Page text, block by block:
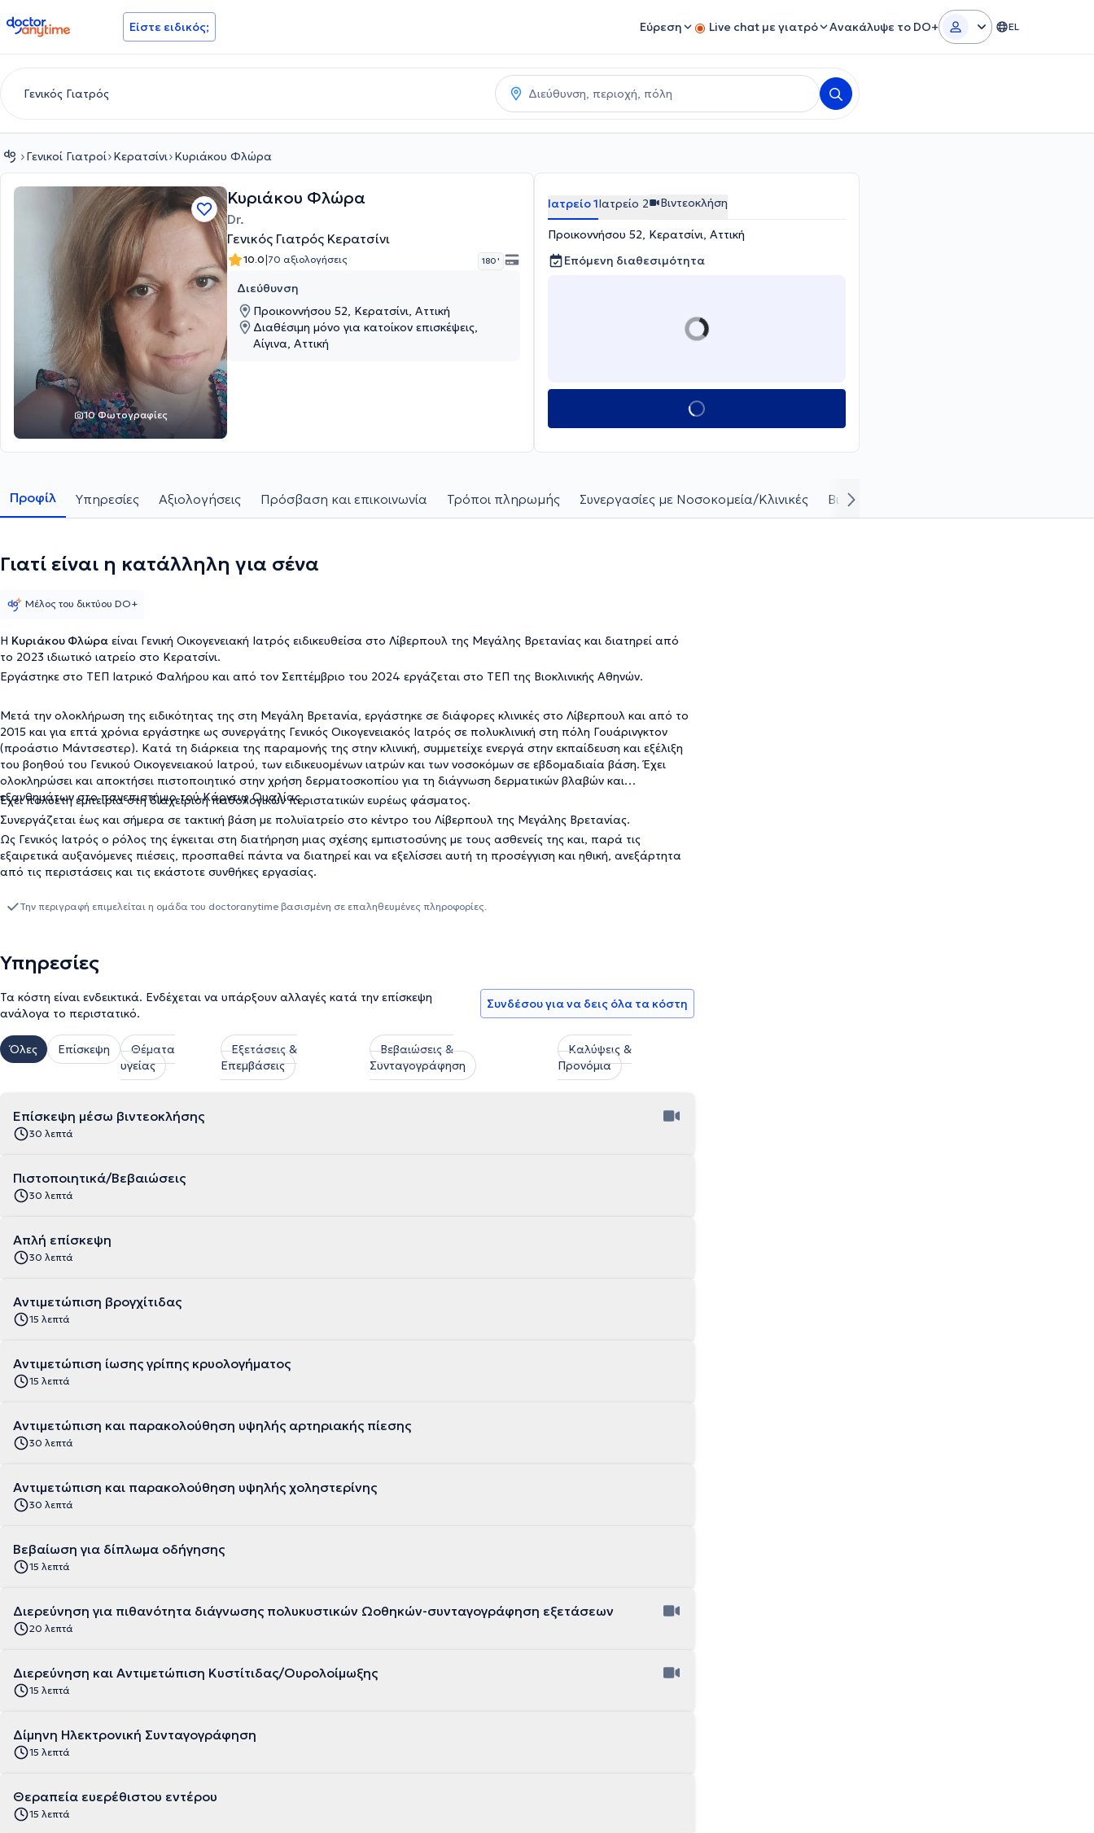
doctoranytime Είστε ειδικός; Εύρεση Live chat με γιατρό Ανακάλυψε το DO+ EL
Γενικοί Γιατροί Κερατσίνι Κυριάκου Φλώρα
10 Φωτογραφίες
Κυριάκου Φλώρα
Dr.
Γενικός Γιατρός Κερατσίνι
10.0|70 αξιολογήσεις 180 '
Διεύθυνση
Προικοννήσου 52, Κερατσίνι, Αττική
Διαθέσιμη μόνο για κατοίκον επισκέψεις,
Αίγινα, Αττική
Ιατρείο 1Ιατρείο 2 Βιντεοκλήση
Προικοννήσου 52, Κερατσίνι, Αττική
Επόμενη διαθεσιμότητα
Προφίλ Υπηρεσίες Αξιολογήσεις Πρόσβαση και επικοινωνία Τρόποι πληρωμής Συνεργασίες με Νοσοκομεία/Κλινικές Βιογραφικό και καριέρα
Γιατί είναι η κατάλληλη για σένα
Η Κυριάκου Φλώρα είναι Γενική Οικογενειακή Ιατρός ειδικευθείσα στο Λίβερπουλ της Μεγάλης Βρετανίας και διατηρεί από
το 2023 ιδιωτικό ιατρείο στο Κερατσίνι.
Εργάστηκε στο ΤΕΠ Ιατρικό Φαλήρου και από τον Σεπτέμβριο του 2024 εργάζεται στο ΤΕΠ της Βιοκλινικής Αθηνών.
Μετά την ολοκλήρωση της ειδικότητας της στη Μεγάλη Βρετανία, εργάστηκε σε διάφορες κλινικές στο Λίβερπουλ και από το
2015 και για επτά χρόνια εργάστηκε ως συνεργάτης Γενικός Οικογενειακός Ιατρός σε πολυκλινική στη πόλη Γουάρινγκτον
(προάστιο Μάντσεστερ). Κατά τη διάρκεια της παραμονής της στην κλινική, συμμετείχε ενεργά στην εκπαίδευση και εξέλιξη
του βοηθού του Γενικού Οικογενειακού Ιατρού, των ειδικευομένων ιατρών και των νοσοκόμων σε εβδομαδιαία βάση. Έχει
ολοκληρώσει και αποκτήσει πιστοποιητικό στην χρήση δερματοσκοπίου για τη διάγνωση δερματικών βλαβών και
εξανθημάτων στο πανεπιστήμιο τού Κάρντιφ Ουαλίας.
Έχει πολυετή εμπειρία στη διαχείριση παθολογικών περιστατικών ευρέως φάσματος.
Συνεργάζεται έως και σήμερα σε τακτική βάση με πολυϊατρείο στο κέντρο του Λίβερπουλ της Μεγάλης Βρετανίας.
Ως Γενικός Ιατρός ο ρόλος της έγκειται στη διατήρηση μιας σχέσης εμπιστοσύνης με τους ασθενείς της και, παρά τις
εξαιρετικά αυξανόμενες πιέσεις, προσπαθεί πάντα να διατηρεί και να εξελίσσει αυτή τη προσέγγιση και ηθική, ανεξάρτητα
από τις περιστάσεις και τις εκάστοτε συνθήκες εργασίας.
Μέλος του δικτύου DO+
Την περιγραφή επιμελείται η ομάδα του doctoranytime βασισμένη σε επαληθευμένες πληροφορίες.
Υπηρεσίες
Τα κόστη είναι ενδεικτικά. Ενδέχεται να υπάρξουν αλλαγές κατά την επίσκεψη
ανάλογα το περιστατικό.
Συνδέσου για να δεις όλα τα κόστη
Όλες Επίσκεψη
Θέματα
υγείας
Εξετάσεις &
Επεμβάσεις
Βεβαιώσεις &
Συνταγογράφηση
Καλύψεις &
Προνόμια
Επίσκεψη μέσω βιντεοκλήσης
30 λεπτά
Πιστοποιητικά/Βεβαιώσεις
30 λεπτά
Απλή επίσκεψη
30 λεπτά
Αντιμετώπιση βρογχίτιδας
15 λεπτά
Αντιμετώπιση ίωσης γρίπης κρυολογήματος
15 λεπτά
Αντιμετώπιση και παρακολούθηση υψηλής αρτηριακής πίεσης
30 λεπτά
Αντιμετώπιση και παρακολούθηση υψηλής χοληστερίνης
30 λεπτά
Βεβαίωση για δίπλωμα οδήγησης
15 λεπτά
Διερεύνηση για πιθανότητα διάγνωσης πολυκυστικών Ωοθηκών-συνταγογράφηση εξετάσεων
20 λεπτά
Διερεύνηση και Αντιμετώπιση Κυστίτιδας/Ουρολοίμωξης
15 λεπτά
Δίμηνη Ηλεκτρονική Συνταγογράφηση
15 λεπτά
Θεραπεία ευερέθιστου εντέρου
15 λεπτά